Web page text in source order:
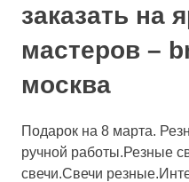
заказать на
мастеров –
москва
Подарок на 8 марта.
ручной работы.Резные
свечи.Свечи